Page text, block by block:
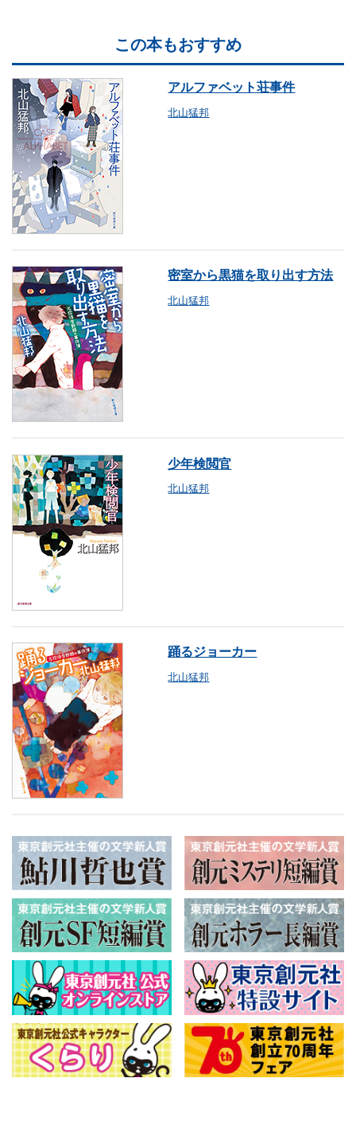
この本もおすすめ
アルファベット荘事件
北山猛邦
密室から黒猫を取り出す方法
北山猛邦
少年検閲官
北山猛邦
踊るジョーカー
北山猛邦